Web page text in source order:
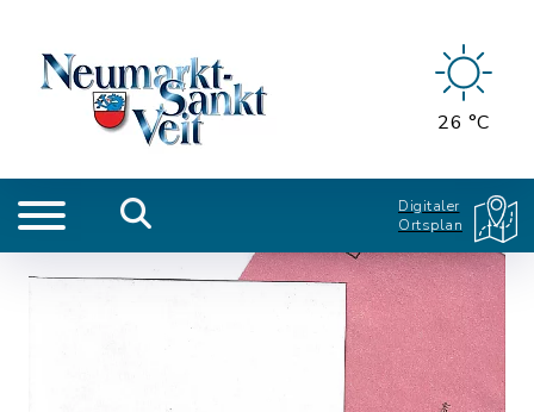
26 °C
Digitaler
Ortsplan